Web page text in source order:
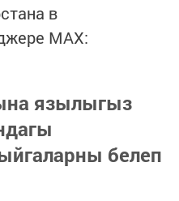
в
MАХ:
язылыгыз
белеп